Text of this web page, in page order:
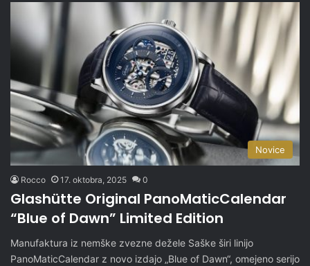
Novice
Rocco 17. oktobra, 2025 0
Glashütte Original PanoMaticCalendar
“Blue of Dawn” Limited Edition
Manufaktura iz nemške zvezne dežele Saške širi linijo
PanoMaticCalendar z novo izdajo „Blue of Dawn“, omejeno serijo